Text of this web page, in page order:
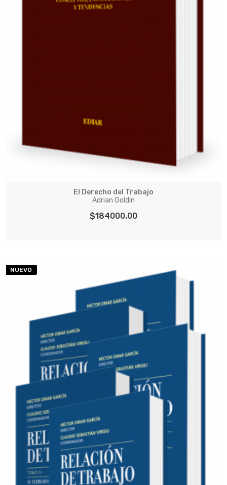
El Derecho del Trabajo
Adrian Goldin
$184000.00
NUEVO